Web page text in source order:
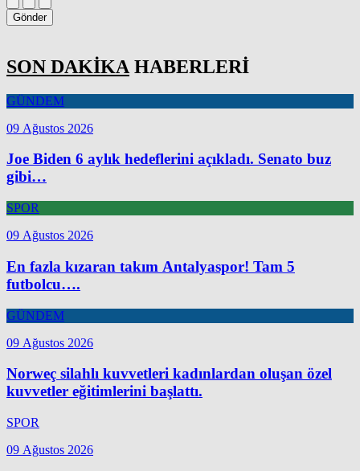
Gönder
SON DAKİKA HABERLERİ
GÜNDEM
09 Ağustos 2026
Joe Biden 6 aylık hedeflerini açıkladı. Senato buz
gibi…
SPOR
09 Ağustos 2026
En fazla kızaran takım Antalyaspor! Tam 5
futbolcu….
GÜNDEM
09 Ağustos 2026
Norweç silahlı kuvvetleri kadınlardan oluşan özel
kuvvetler eğitimlerini başlattı.
SPOR
09 Ağustos 2026